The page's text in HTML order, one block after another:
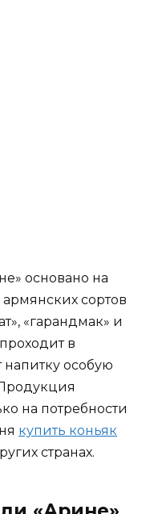
основано на
сортов
«гарандмак» и
в
напитку особую
на потребности
купить коньяк
странах.